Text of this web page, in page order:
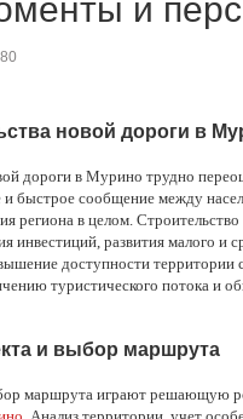
и
новой дороги в
дороги в Мурино трудно
и быстрое сообщение между
региона в целом.
инвестиций, развития малого и
доступности
туристического потока и
и выбор маршрута
маршрута играют решающую